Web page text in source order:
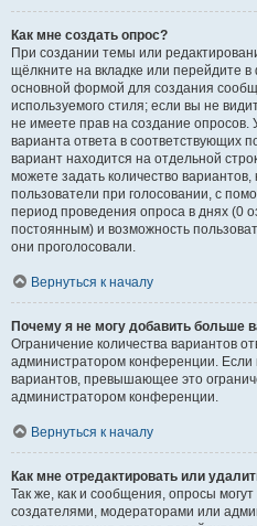
Как мне создать опрос?
При создании темы или
щёлкните на вкладке или перейдите
основной формой для создания
используемого стиля; если вы не
не имеете прав на создание опросов.
варианта ответа в соответствующих
вариант находится на отдельной
можете задать количество
пользователи при голосовании, с
период проведения опроса в днях (0
постоянным) и возможность
они проголосовали.
Вернуться к началу
Почему я не могу добавить больше
Ограничение количества вариантов
администратором конференции. Если
вариантов, превышающее это
администратором конференции.
Вернуться к началу
Как мне отредактировать или
Так же, как и сообщения, опросы могут
создателями, модераторами или